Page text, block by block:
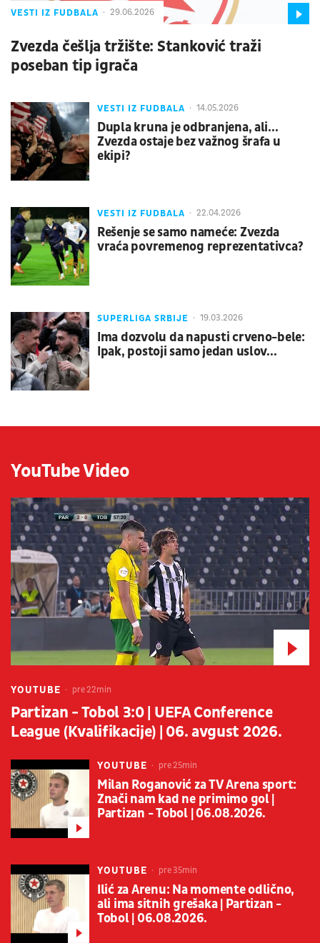
VESTI IZ FUDBALA 29.06.2026
Zvezda češlja tržište: Stanković traži
poseban tip igrača
VESTI IZ FUDBALA 14.05.2026
Dupla kruna je odbranjena, ali...
Zvezda ostaje bez važnog šrafa u
ekipi?
VESTI IZ FUDBALA 22.04.2026
Rešenje se samo nameće: Zvezda
vraća povremenog reprezentativca?
SUPERLIGA SRBIJE 19.03.2026
Ima dozvolu da napusti crveno-bele:
Ipak, postoji samo jedan uslov...
YouTube Video
YOUTUBE pre 22min
Partizan - Tobol 3:0 | UEFA Conference
League (Kvalifikacije) | 06. avgust 2026.
YOUTUBE pre 25min
Milan Roganović za TV Arena sport:
Znači nam kad ne primimo gol |
Partizan - Tobol | 06.08.2026.
YOUTUBE pre 35min
Ilić za Arenu: Na momente odlično,
ali ima sitnih grešaka | Partizan -
Tobol | 06.08.2026.